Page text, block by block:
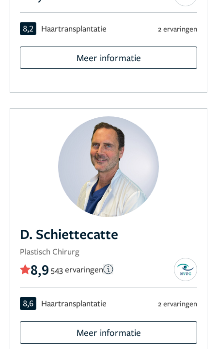
8,2 Haartransplantatie 2 ervaringen
Meer informatie
D. Schiettecatte
Plastisch Chirurg
8,9 543 ervaringen
8,6 Haartransplantatie 2 ervaringen
Meer informatie